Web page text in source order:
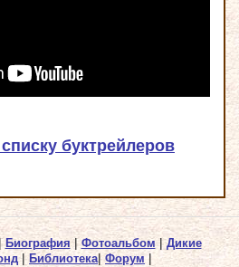
буктрейлеров
Биография|Фотоальбом|Дикие
|Библиотека|Форум |